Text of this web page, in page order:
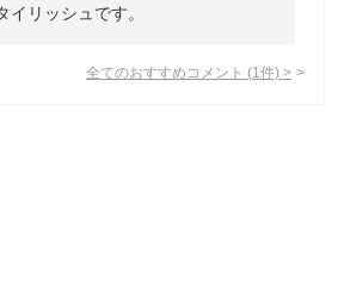
イリッシュです。
全てのおすすめコメント (1 件) >